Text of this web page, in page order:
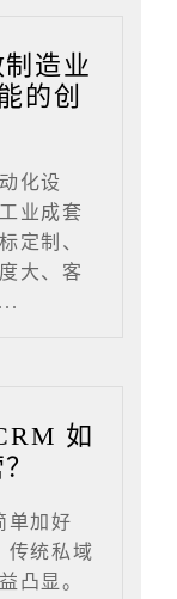
造业
的创
化设
业成套
定制、
大、客
如
单加好
传统私域
凸显。